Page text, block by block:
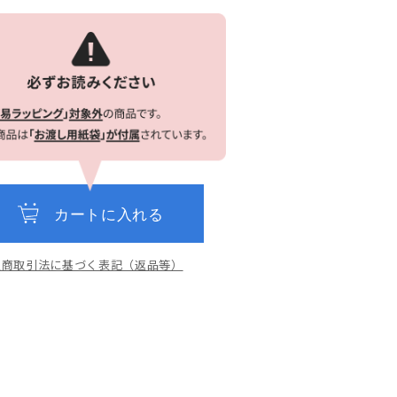
カートに入れる
取引法に基づく表記（返品等）